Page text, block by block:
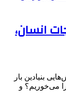
انسان،
بنیادین بار
می‌خوریم؟ و